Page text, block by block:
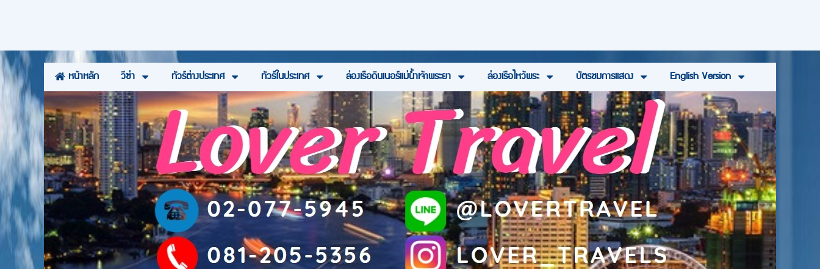
หน้าหลัก วีซ่า ทัวร์ต่างประเทศ ทัวร์ในประเทศ ล่องเรือดินเนอร์แม่น้ำเจ้าพระยา ล่องเรือไหว้พระ บัตรชมการแสดง English Version